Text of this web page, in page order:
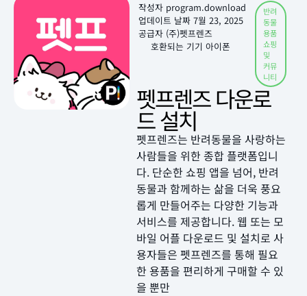
작성자 program.download
업데이트 날짜 7월 23, 2025
공급자 (주)펫프렌즈
호환되는 기기 아이폰
반려
동물
용품
쇼핑
및
커뮤
니티
펫프렌즈 다운로
드 설치
펫프렌즈는 반려동물을 사랑하는
사람들을 위한 종합 플랫폼입니
다. 단순한 쇼핑 앱을 넘어, 반려
동물과 함께하는 삶을 더욱 풍요
롭게 만들어주는 다양한 기능과
서비스를 제공합니다. 웹 또는 모
바일 어플 다운로드 및 설치로 사
용자들은 펫프렌즈를 통해 필요
한 용품을 편리하게 구매할 수 있
을 뿐만